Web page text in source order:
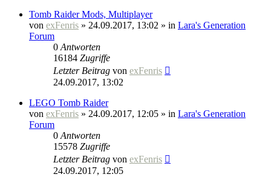
Tomb Raider Mods, Multiplayer
von exFenris » 24.09.2017, 13:02 » in Lara's Generation
Forum
0 Antworten
16184 Zugriffe
Letzter Beitrag von exFenris
24.09.2017, 13:02
LEGO Tomb Raider
von exFenris » 24.09.2017, 12:05 » in Lara's Generation
Forum
0 Antworten
15578 Zugriffe
Letzter Beitrag von exFenris
24.09.2017, 12:05